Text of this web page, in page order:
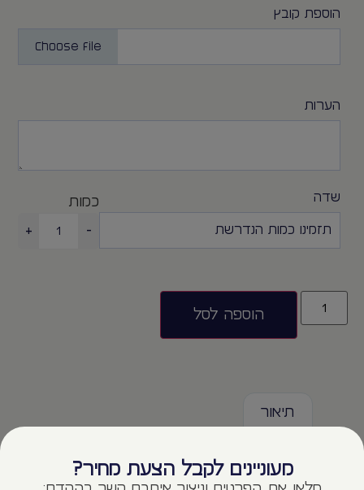
הוספת קובץ
Choose File
הערות
שדה
כמות
-
+
הוספה לסל
תיאור
תיאורמעוניינים לקבל הצעת מחיר?